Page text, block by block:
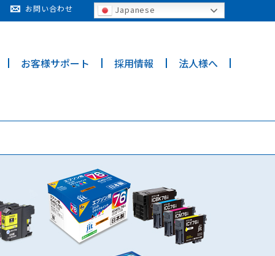
お客様サポート 採用情報 法人様へ
お問い合わせ Japanese
for details and any questions.Yes No